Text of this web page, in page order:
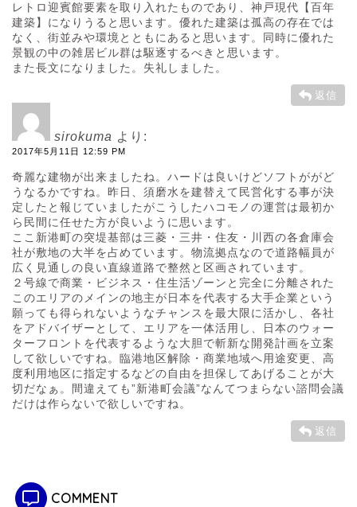
レトロ迎賓館要素を取り入れたものであり、神戸現代【百年
建築】になりうると思います。優れた建築は孤高の存在では
なく、街並みや環境とともにあると思います。同時に優れた
景観の中の雑居ビル群は駆逐するべきと思います。
また長文になりました。失礼しました。
返信
sirokuma より:
2017年5月11日 12:59 PM
奇麗な建物が出来ましたね。ハードは良いけどソフトががど
うなるかですね。昨日、須磨水を建替えて民営化する事が決
定したと報じていましたがこうしたハコモノの運営は最初か
ら民間に任せた方が良いように思います。
ここ新港町の突堤基部は三菱・三井・住友・川西の各倉庫会
社が敷地の大半を占めています。物流拠点なので道路幅員が
広く見通しの良い直線道路で整然と区画されています。
２号線で商業・ビジネス・住生活ゾーンと完全に分離された
このエリアのメインの地主が日本を代表する大手企業という
願っても得られないようなチャンスを最大限に活かし、各社
をアドバイザーとして、エリアを一体活用し、日本のウォー
ターフロントを代表するような大胆で斬新な開発計画を立案
して欲しいですね。臨港地区解除・商業地域へ用途変更、高
度利用地区に指定するなどの自由を担保してあげることが大
切だなぁ。間違えても”新港町会議”なんてつまらない諮問会議
だけは作らないで欲しいですね。
返信
COMMENT